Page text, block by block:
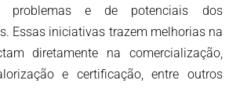
problemas e de potenciais dos
Essas iniciativas trazem melhorias na
diretamente na comercialização,
e certificação, entre outros